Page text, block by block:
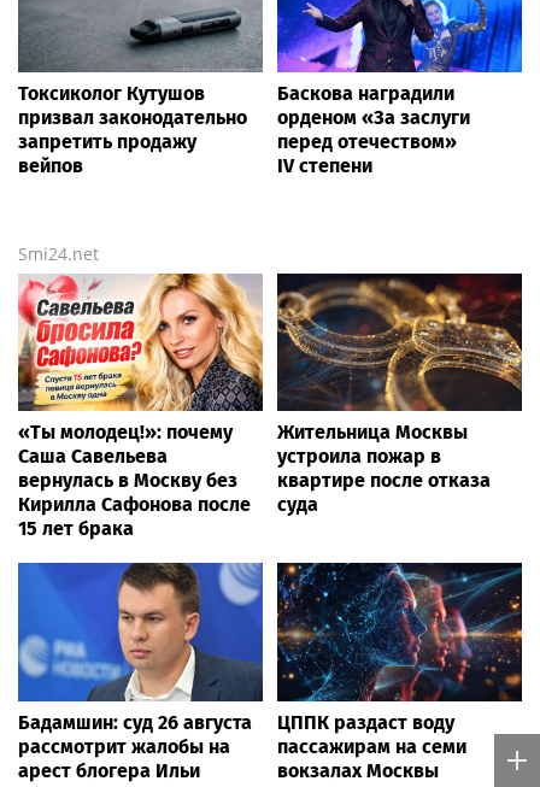
Токсиколог Кутушов
призвал законодательно
запретить продажу
вейпов
Баскова наградили
орденом «За заслуги
перед отечеством»
IV степени
Smi24.net
«Ты молодец!»: почему
Саша Савельева
вернулась в Москву без
Кирилла Сафонова после
15 лет брака
Жительница Москвы
устроила пожар в
квартире после отказа
суда
Бадамшин: суд 26 августа
рассмотрит жалобы на
арест блогера Ильи
ЦППК раздаст воду
пассажирам на семи
вокзалах Москвы